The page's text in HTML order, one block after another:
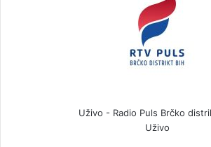
Uživo - Radio Puls Brčko
Uživo